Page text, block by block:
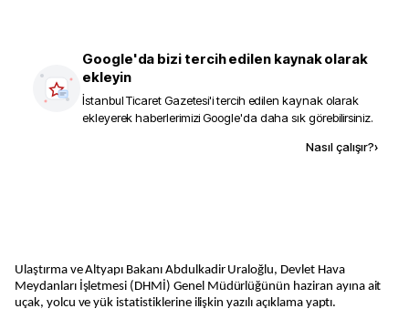
Google'da bizi tercih edilen kaynak olarak
ekleyin
İstanbul Ticaret Gazetesi'i tercih edilen kaynak olarak
ekleyerek haberlerimizi Google'da daha sık görebilirsiniz.
Nasıl çalışır?›
Ulaştırma ve Altyapı Bakanı Abdulkadir Uraloğlu, Devlet Hava
Meydanları İşletmesi (DHMİ) Genel Müdürlüğünün haziran ayına ait
uçak, yolcu ve yük istatistiklerine ilişkin yazılı açıklama yaptı.